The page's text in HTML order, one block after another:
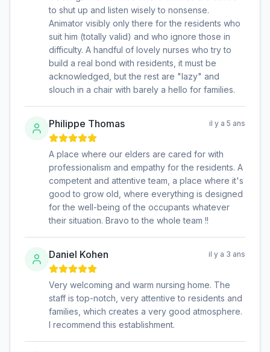
to shut up and listen wisely to nonsense.
Animator visibly only there for the residents who
suit him (totally valid) and who ignore those in
difficulty. A handful of lovely nurses who try to
build a real bond with residents, it must be
acknowledged, but the rest are "lazy" and
slouch in a chair with barely a hello for families.
Philippe Thomas il y a 5 ans
A place where our elders are cared for with
professionalism and empathy for the residents. A
competent and attentive team, a place where it's
good to grow old, where everything is designed
for the well-being of the occupants whatever
their situation. Bravo to the whole team !!
Daniel Kohen il y a 3 ans
Very welcoming and warm nursing home. The
staff is top-notch, very attentive to residents and
families, which creates a very good atmosphere.
I recommend this establishment.